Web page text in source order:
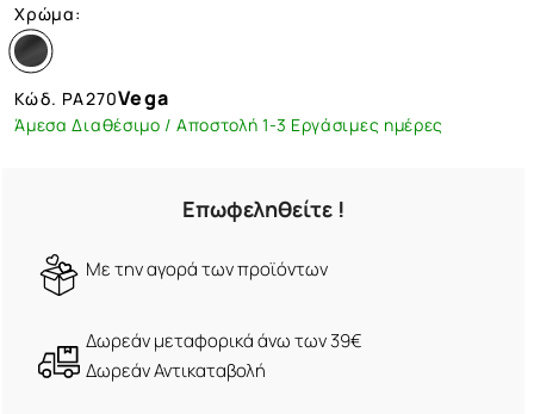
Χρώμα:
Κώδ. PA270Vega
Άμεσα Διαθέσιμο / Αποστολή 1-3 Εργάσιμες ημέρες
Επωφεληθείτε !
Mε την αγορά των προϊόντων
Δωρεάν μεταφορικά άνω των 39€
Δωρεάν Αντικαταβολή